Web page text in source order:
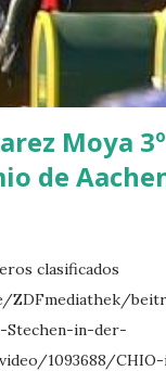
7
9 HERALD
Vuelta
su vuelta de honor
Moya
de
clasificados
ZDFmediathek/
Stechen-in-der-
1093688/CHIO-